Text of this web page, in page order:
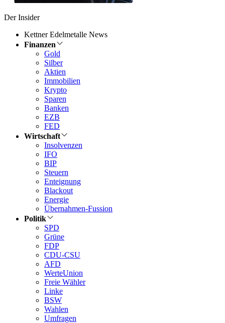
Der Insider
Kettner Edelmetalle News
Finanzen
Gold
Silber
Aktien
Immobilien
Krypto
Sparen
Banken
EZB
FED
Wirtschaft
Insolvenzen
IFO
BIP
Steuern
Enteignung
Blackout
Energie
Übernahmen-Fussion
Politik
SPD
Grüne
FDP
CDU-CSU
AFD
WerteUnion
Freie Wähler
Linke
BSW
Wahlen
Umfragen